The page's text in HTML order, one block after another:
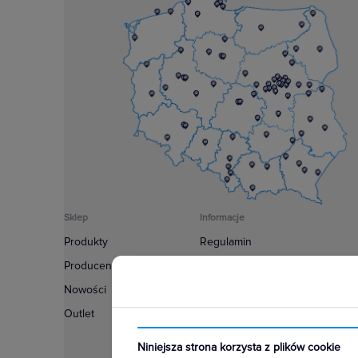
Niniejsza strona korzysta z plików cookie
Sklep
Produkty
Producenci
Nowości
Outlet
Informacje
Regulamin